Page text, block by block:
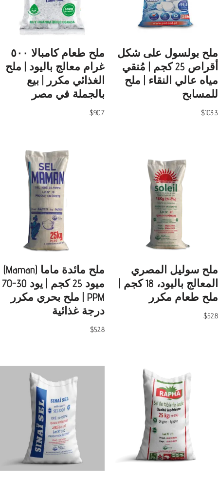
ملح بولسول على شكل
أقراص 25 كجم | مُنقي
مياه عالي النقاء | ملح
للمسابح
$103.3
ملح طعام كامبالا ٥٠٠
غرام معالج باليود | ملح
الغذائي مكرر | بيع
بالجملة في مصر
$90.7
ملح سوليل المصري
المعالج باليود، 18 كجم |
ملح طعام مكرر
$52.8
ملح مائدة ماما (Maman)
ميود 25 كجم | يود 30-70
PPM | ملح بحري مكرر
درجة غذائية
$52.8